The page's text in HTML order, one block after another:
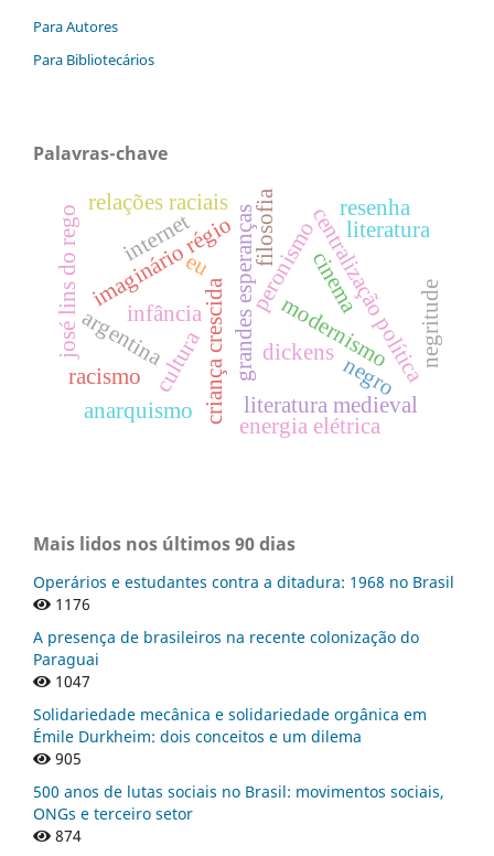
Para Autores
Para Bibliotecários
Palavras-chave
dickens
infância grandes esperanças
criança crescida cinema
imaginário régio
literatura medieval
centralização política
peronismo
argentina
literatura
josé lins do rego modernismo
cultura negritude
negro
relações raciais
racismo
eu
internet
energia elétrica
anarquismo
filosofia resenha
Mais lidos nos últimos 90 dias
Operários e estudantes contra a ditadura: 1968 no Brasil
1176
A presença de brasileiros na recente colonização do
Paraguai
1047
Solidariedade mecânica e solidariedade orgânica em
Émile Durkheim: dois conceitos e um dilema
905
500 anos de lutas sociais no Brasil: movimentos sociais,
ONGs e terceiro setor
874